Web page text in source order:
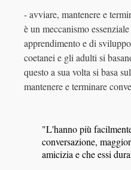
- avviare, mantenere e
è un meccanismo
apprendimento e di
coetanei e gli adulti si
questo a sua volta si basa
mantenere e terminare
"L'hanno più
conversazione,
amicizia e che essi